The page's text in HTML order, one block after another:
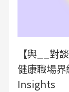
【與__對
健康職場界
Insights